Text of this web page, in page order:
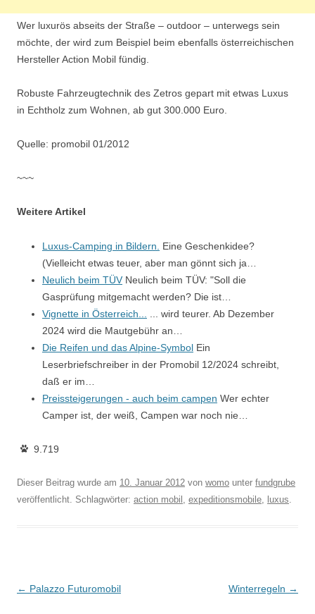
Wer luxurös abseits der Straße – outdoor – unterwegs sein
möchte, der wird zum Beispiel beim ebenfalls österreichischen
Hersteller Action Mobil fündig.
Robuste Fahrzeugtechnik des Zetros gepart mit etwas Luxus
in Echtholz zum Wohnen, ab gut 300.000 Euro.
Quelle: promobil 01/2012
~~~
Weitere Artikel
Luxus-Camping in Bildern.
Eine Geschenkidee?
(Vielleicht etwas teuer, aber man gönnt sich ja…
Neulich beim TÜV Neulich beim TÜV: "Soll die
Gasprüfung mitgemacht werden? Die ist…
Vignette in Österreich...
... wird teurer. Ab Dezember
2024 wird die Mautgebühr an…
Die Reifen und das Alpine-Symbol Ein
Leserbriefschreiber in der Promobil 12/2024 schreibt,
daß er im…
Preissteigerungen - auch beim campen Wer echter
Camper ist, der weiß, Campen war noch nie…
9.719
Dieser Beitrag wurde am 10. Januar 2012 von womo unter fundgrube
veröffentlicht. Schlagwörter: action mobil expeditionsmobile luxus
Beitragsnavigation
← Palazzo Futuromobil Winterregeln →